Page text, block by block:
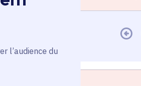
l’audience du